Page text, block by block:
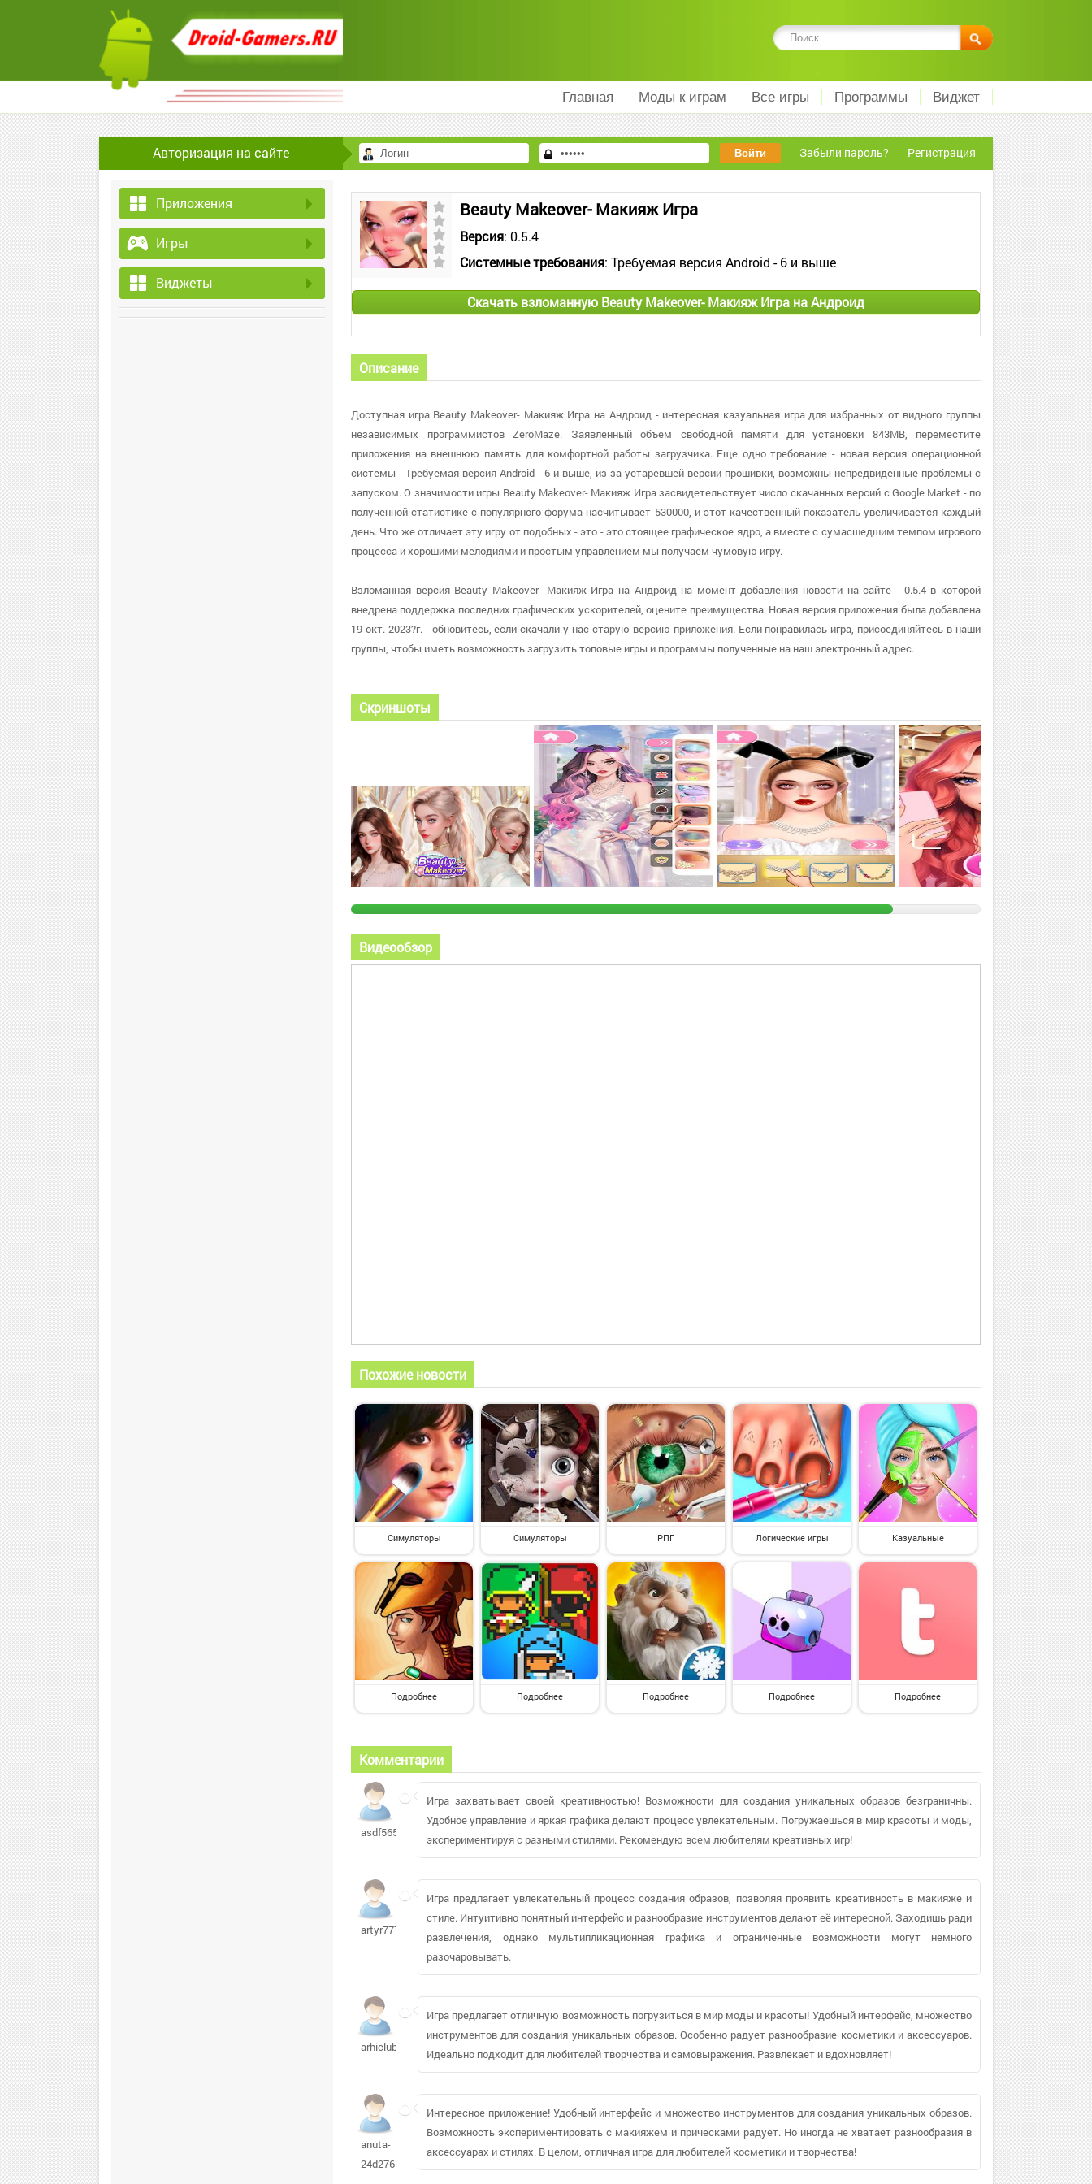
Главная Моды к играм Все игры Программы Виджет
Авторизация на сайте Забыли пароль? Регистрация
Приложения
Игры
Виджеты
Beauty Makeover- Макияж Игра
Версия: 0.5.4
Системные требования: Требуемая версия Android - 6 и выше
Скачать взломанную Beauty Makeover- Макияж Игра на Андроид
Описание
Доступная игра Beauty Makeover- Макияж Игра на Андроид - интересная казуальная игра для избранных от видного группы
независимых программистов ZeroMaze. Заявленный объем свободной памяти для установки 843MB, переместите
приложения на внешнюю память для комфортной работы загрузчика. Еще одно требование - новая версия операционной
системы - Требуемая версия Android - 6 и выше, из-за устаревшей версии прошивки, возможны непредвиденные проблемы с
запуском. О значимости игры Beauty Makeover- Макияж Игра засвидетельствует число скачанных версий с Google Market - по
полученной статистике с популярного форума насчитывает 530000, и этот качественный показатель увеличивается каждый
день. Что же отличает эту игру от подобных - это - это стоящее графическое ядро, а вместе с сумасшедшим темпом игрового
процесса и хорошими мелодиями и простым управлением мы получаем чумовую игру.
Взломанная версия Beauty Makeover- Макияж Игра на Андроид на момент добавления новости на сайте - 0.5.4 в которой
внедрена поддержка последних графических ускорителей, оцените преимущества. Новая версия приложения была добавлена
19 окт. 2023?г. - обновитесь, если скачали у нас старую версию приложения. Если понравилась игра, присоединяйтесь в наши
группы, чтобы иметь возможность загрузить топовые игры и программы полученные на наш электронный адрес.
Скриншоты
Видеообзор
Похожие новости
Симуляторы Симуляторы РПГ Логические игры Казуальные
Подробнее Подробнее Подробнее Подробнее Подробнее
Комментарии
asdf56565
Игра захватывает своей креативностью! Возможности для создания уникальных образов безграничны.
Удобное управление и яркая графика делают процесс увлекательным. Погружаешься в мир красоты и моды,
экспериментируя с разными стилями. Рекомендую всем любителям креативных игр!
artyr77790
Игра предлагает увлекательный процесс создания образов, позволяя проявить креативность в макияже и
стиле. Интуитивно понятный интерфейс и разнообразие инструментов делают её интересной. Заходишь ради
развлечения, однако мультипликационная графика и ограниченные возможности могут немного
разочаровывать.
arhiclub
Игра предлагает отличную возможность погрузиться в мир моды и красоты! Удобный интерфейс, множество
инструментов для создания уникальных образов. Особенно радует разнообразие косметики и аксессуаров.
Идеально подходит для любителей творчества и самовыражения. Развлекает и вдохновляет!
anuta-
24d276
Интересное приложение! Удобный интерфейс и множество инструментов для создания уникальных образов.
Возможность экспериментировать с макияжем и прическами радует. Но иногда не хватает разнообразия в
аксессуарах и стилях. В целом, отличная игра для любителей косметики и творчества!